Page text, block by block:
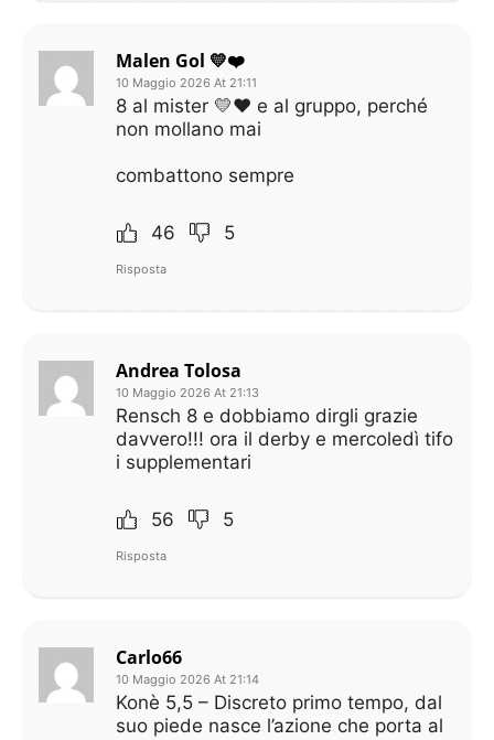
Malen Gol 💛❤️
10 Maggio 2026 At 21:11
8 al mister 💛❤️ e al gruppo, perché
non mollano mai
combattono sempre
46 5
Risposta
Andrea Tolosa
10 Maggio 2026 At 21:13
Rensch 8 e dobbiamo dirgli grazie
davvero!!! ora il derby e mercoledì tifo
i supplementari
56 5
Risposta
Carlo66
10 Maggio 2026 At 21:14
Konè 5,5 – Discreto primo tempo, dal
suo piede nasce l’azione che porta al